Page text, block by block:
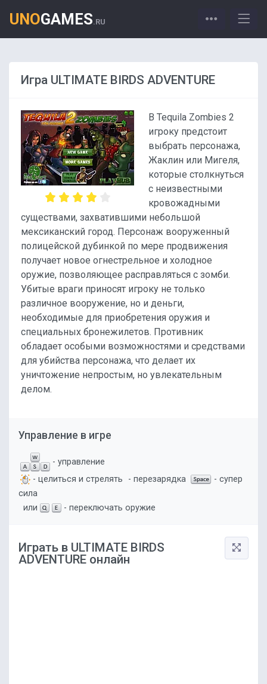
UNOGAMES.RU
Игра ULTIMATE BIRDS ADVENTURE
В Tequila Zombies 2
игроку предстоит
выбрать персонажа,
Жаклин или Мигеля,
которые столкнуться
с неизвестными
кровожадными
существами, захватившими небольшой
мексиканский город. Персонаж вооруженный
полицейской дубинкой по мере продвижения
получает новое огнестрельное и холодное
оружие, позволяющее расправляться с зомби.
Убитые враги приносят игроку не только
различное вооружение, но и деньги,
необходимые для приобретения оружия и
специальных бронежилетов. Противник
обладает особыми возможностями и средствами
для убийства персонажа, что делает их
уничтожение непростым, но увлекательным
делом.
Управление в игре
- управление
- целиться и стрелять
- перезарядка
- супер
сила
или
- переключать оружие
Играть в ULTIMATE BIRDS
ADVENTURE онлайн